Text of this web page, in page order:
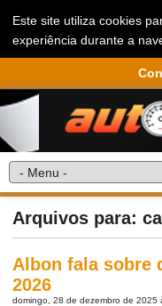
Este site utiliza cookies
experiência durante a
Arquivos para:
Albon fala sobre
2026
domingo, 28 de dezembro de 2025